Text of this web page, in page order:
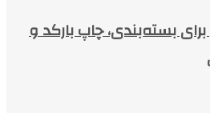
برای بسته‌بندی، چاپ بارکد و